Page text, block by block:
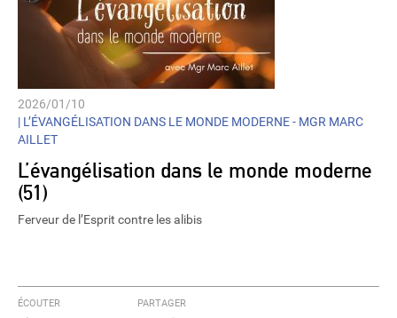
2026/01/10
| L’ÉVANGÉLISATION DANS LE MONDE MODERNE - MGR MARC
AILLET
L’évangélisation dans le monde moderne
(51)
Ferveur de l’Esprit contre les alibis
ÉCOUTER PARTAGER